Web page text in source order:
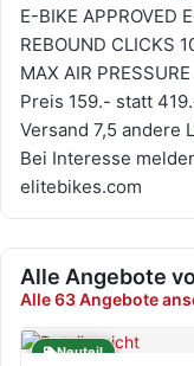
E-BIKE APPROVED
REBOUND CLICKS
MAX AIR
Preis 159.- statt
Versand 7,5 andere
Bei Interesse
elitebikes.com
Alle Angebote
Alle 63 Angebote
Neuteil